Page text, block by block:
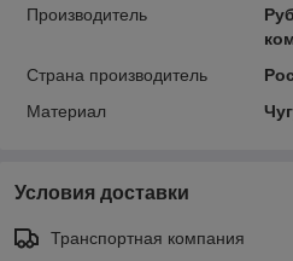
Производитель
Страна производитель
Материал
Условия доставки
Транспортная компания